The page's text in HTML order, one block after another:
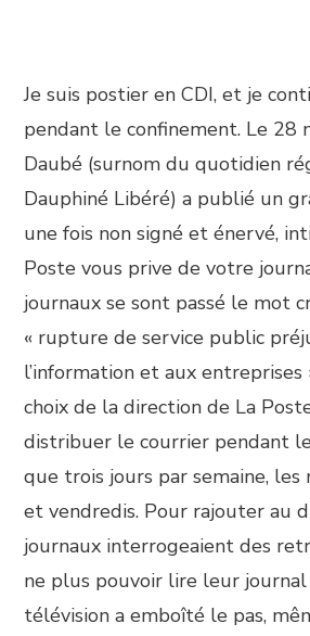
Je suis postier en CDI, et je
pendant le confinement. Le 28
Daubé (surnom du quotidien
Dauphiné Libéré) a publié un
une fois non signé et énervé,
Poste vous prive de votre
journaux se sont passé le mot
« rupture de service public
l’information et aux
choix de la direction de La
distribuer le courrier pendant
que trois jours par semaine, les
et vendredis. Pour rajouter au
journaux interrogeaient des
ne plus pouvoir lire leur
télévision a emboîté le pas,